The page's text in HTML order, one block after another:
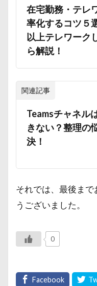
在宅勤務・テレ
率化するコツ５
以上テレワーク
ら解説！
関連記事
Teamsチャネル
きない？整理の
決！
それでは、最後ま
うございました。
0